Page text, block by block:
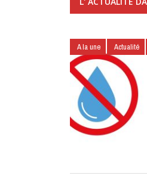
A la une Actualité